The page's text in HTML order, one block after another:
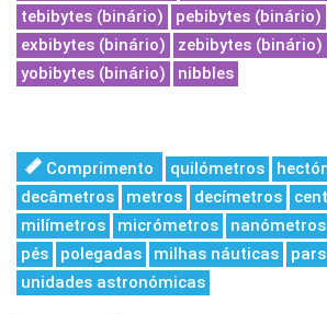
tebibytes (binário)
pebibytes (binário)
exbibytes (binário)
zebibytes (binário)
yobibytes (binário)
nibbles
Comprimento quilómetros
decâmetros
metros decímetros
milímetros
micrómetros nanómetros
pés
polegadas milhas náuticas
unidades astronómicas